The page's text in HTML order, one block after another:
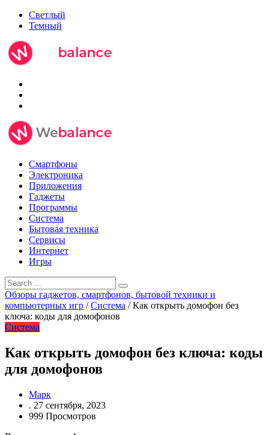
Светлый
Темный
Смартфоны
Электроника
Приложения
Гаджеты
Программы
Система
Бытовая техника
Сервисы
Интернет
Игры
Обзоры гаджетов, смартфонов, бытовой техники и
компьютерных игр /Система /Как открыть домофон без
ключа: коды для домофонов
Система
Как открыть домофон без ключа: коды
для домофонов
Марк
. 27 сентября, 2023
999 Просмотров